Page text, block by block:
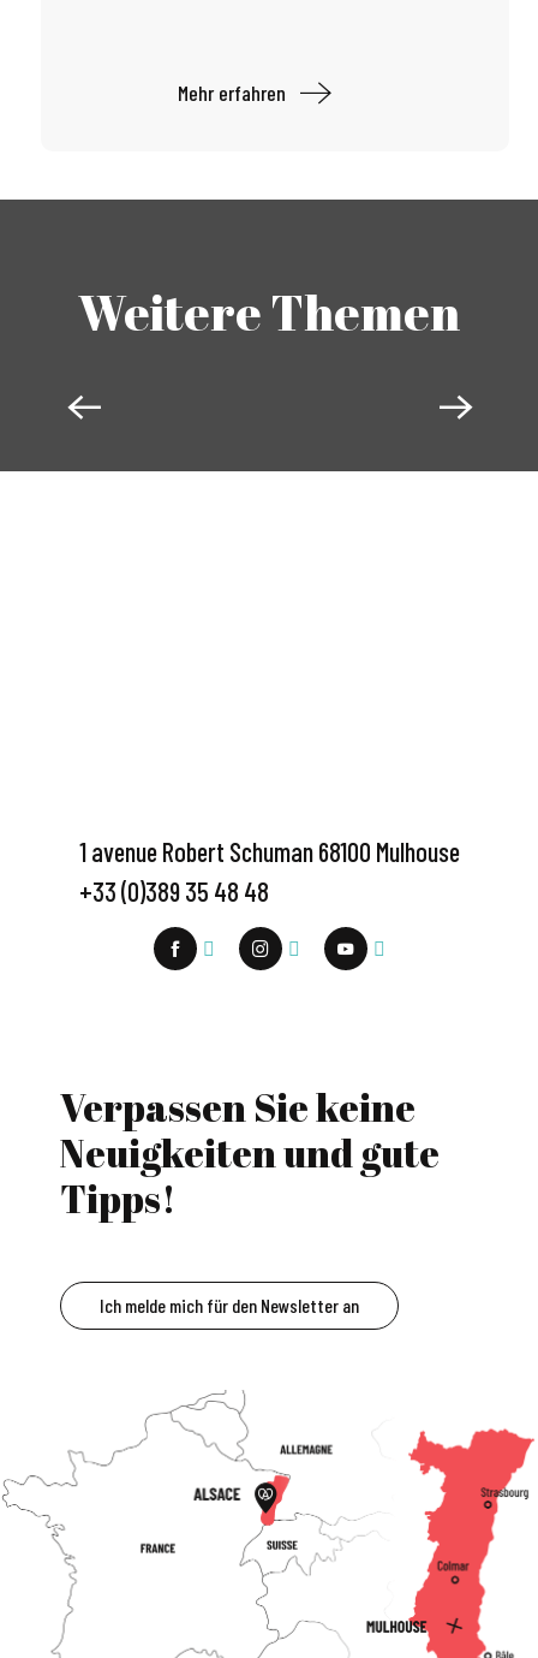
Mehr erfahren
Weitere Themen
1 avenue Robert Schuman 68100 Mulhouse
+33 (0)389 35 48 48
Verpassen Sie keine
Neuigkeiten und gute
Tipps!
Ich melde mich für den Newsletter an